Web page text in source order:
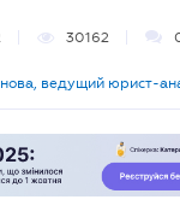
30162
ведущий юрист-